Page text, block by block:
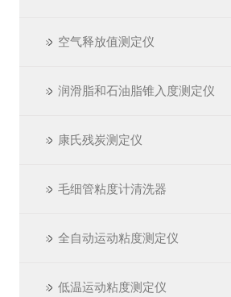
空气释放值测定仪
润滑脂和石油脂锥入度测定仪
康氏残炭测定仪
毛细管粘度计清洗器
全自动运动粘度测定仪
低温运动粘度测定仪